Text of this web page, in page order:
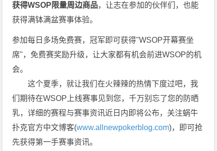
获得WSOP限量周边商品，让志在参加的伙伴们，也能
获得满钵满盆赛事体验。
参加每日多场免费赛，冠军即可获得"WSOP开幕赛坐
席"，免费赛奖励升级，让大家都有机会前进WSOP的机
会。
这个夏季，就让我们在火辣辣的热情下度过吧，我
们期待在WSOP上线赛事见到您，千万别忘了您的防晒
乳，详细的赛程与赛事资讯近日内即将公布，关注蜗牛
扑克官方中文博客(www.allnewpokerblog.com)，即可抢
先获得第一手赛事资讯。